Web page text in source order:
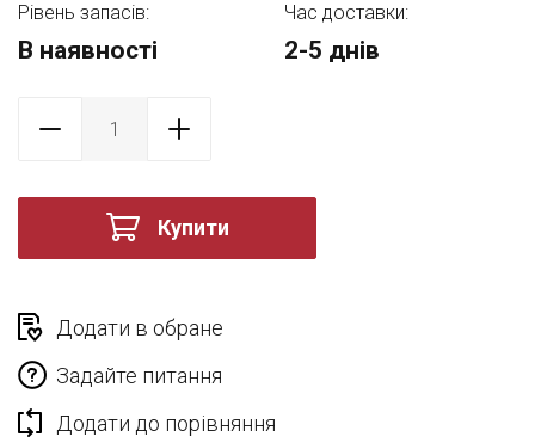
Рівень запасів:
В наявності
Час доставки:
2-5 днів
Купити
Додати в обране
Задайте питання
Додати до порівняння